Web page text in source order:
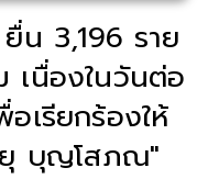
น 3,196 ราย
เนื่องในวันต่อ
เรียกร้องให้
ยุ บุญโสภณ"